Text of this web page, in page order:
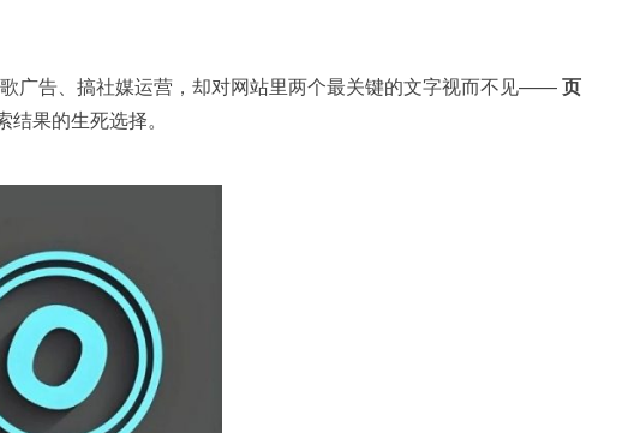
广告、搞社媒运营，却对网站里两个最关键的文字视而不见——页
果的生死选择。